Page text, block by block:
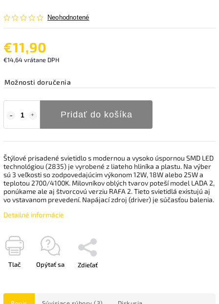
Neohodnotené
€11,90
€14,64 vrátane DPH
Možnosti doručenia
Pridať do košíka
Štýlové prisadené svietidlo s modernou a vysoko úspornou SMD LED
technológiou (2835) je vyrobené z liateho hliníka a plastu. Na výber
sú 3 veľkosti so zodpovedajúcim výkonom 12W, 18W alebo 25W a
teplotou 2700/4100K. Milovníkov oblých tvarov poteší model LADA 2,
ponúkame ale aj štvorcovú verziu RAFA 2. Tieto svietidlá existujú aj
vo vstavanom prevedení. Napájací zdroj (driver) je súčasťou balenia.
Detailné informácie
Tlač Opýtať sa Zdieľať